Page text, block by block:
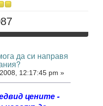
да си направя
12:17:45 pm »
цените -